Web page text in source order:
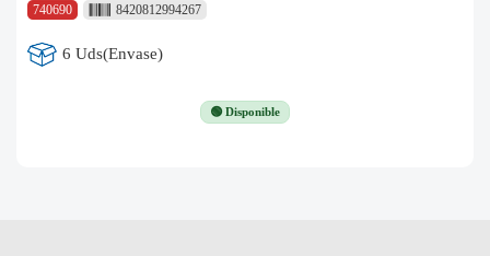
740690
8420812994267
6 Uds(Envase)
🟢 Disponible